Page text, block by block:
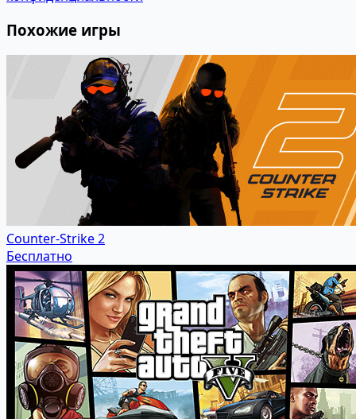
Похожие игры
Counter-Strike 2
Бесплатно